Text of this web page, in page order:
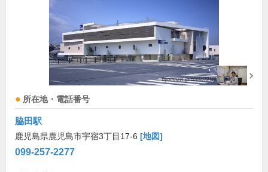
所在地・電話番号
脇田駅
鹿児島県鹿児島市宇宿3丁目17-6 [地図]
099-257-2277